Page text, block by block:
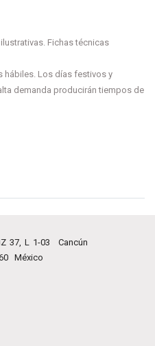
Fichas técnicas
hábiles. Los días festivos y
demanda producirán tiempos de
37, L 1-03
Cancún
México